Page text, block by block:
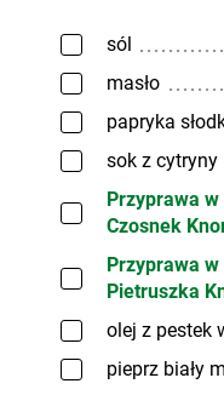
sól
masło
papryka
sok z cytryny
Przyprawa
Czosnek
Przyprawa
Pietruszka
olej z pestek
pieprz biały